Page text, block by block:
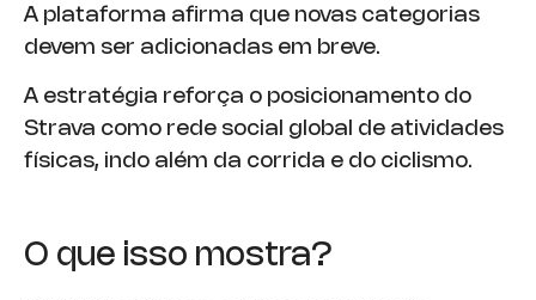
A plataforma afirma que novas categorias
devem ser adicionadas em breve.
A estratégia reforça o posicionamento do
Strava como rede social global de atividades
físicas, indo além da corrida e do ciclismo.
O que isso mostra?